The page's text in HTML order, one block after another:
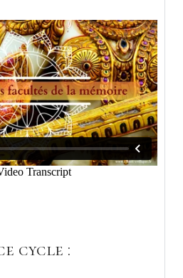
cycle :